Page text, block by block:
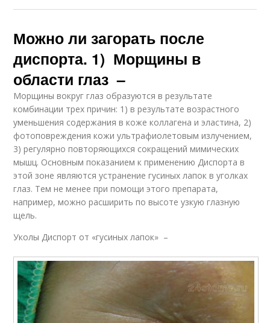
Можно ли загорать после
диспорта. 1) Морщины в
области глаз –
Морщины вокруг глаз образуются в результате
комбинации трех причин: 1) в результате возрастного
уменьшения содержания в коже коллагена и эластина, 2)
фотоповреждения кожи ультрафиолетовым излучением,
3) регулярно повторяющихся сокращений мимических
мышц. Основным показанием к применению Диспорта в
этой зоне являются устранение гусиных лапок в уголках
глаз. Тем не менее при помощи этого препарата,
например, можно расширить по высоте узкую глазную
щель.
Уколы Диспорт от «гусиных лапок» –